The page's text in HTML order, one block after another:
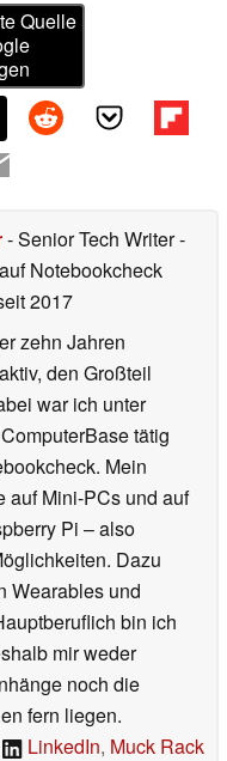
Quelle
- Senior Tech Writer-
Notebookcheck
2017
zehn Jahren
den Großteil
war ich unter
tätig
Mein
auf Mini-PCs und auf
Pi – also
Dazu
Wearables und
bin ich
mir weder
noch die
fern liegen.
LinkedIn, Muck Rack